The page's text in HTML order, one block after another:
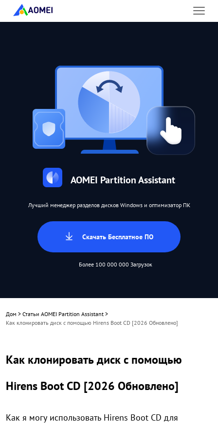
AOMEI Partition Assistant
Лучший менеджер разделов дисков Windows и оптимизатор ПК
Скачать Бесплатное ПО
Более 100 000 000 Загрузок
Дом > Статьи AOMEI Partition Assistant >
Как клонировать диск с помощью Hirens Boot CD [2026 Обновлено]
Как клонировать диск с помощью
Hirens Boot CD [2026 Обновлено]
Как я могу использовать Hirens Boot CD для